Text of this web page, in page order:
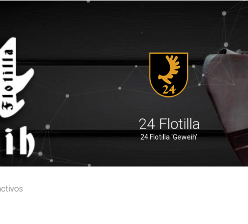
24 Flotilla
24 Flotilla 'Geweih'